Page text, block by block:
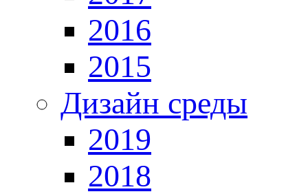
2016
2015
Дизайн среды
2019
2018